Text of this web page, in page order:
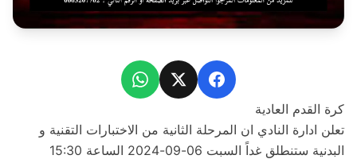
Facebook
X
WhatsApp
كرة القدم العادية
تعلن ادارة النادي ان المرحلة الثانية من الاختبارات التقنية و
البدنية ستنطلق غداً السبت 06-09-2024 الساعة 15:30